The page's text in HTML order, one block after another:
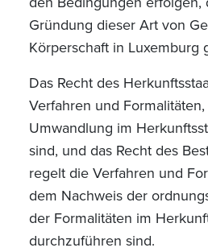
Gründung dieser Art von
Körperschaft in Luxemburg
Das Recht des
Verfahren und
Umwandlung im
sind, und das Recht des
regelt die Verfahren und
dem Nachweis der
der Formalitäten im
durchzuführen sind.